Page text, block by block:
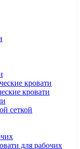
кровати
кровати
сеткой
для рабочих